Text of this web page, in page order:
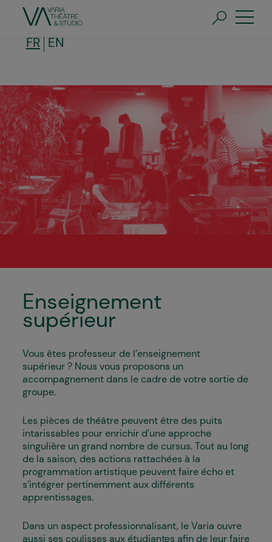
contenu
FR EN
Enseignement
supérieur
Vous êtes professeur de l’enseignement
supérieur ? Nous vous proposons un
accompagnement dans le cadre de votre sortie de
groupe.
Les pièces de théâtre peuvent être des puits
intarissables pour enrichir d’une approche
singulière un grand nombre de cursus. Tout au long
de la saison, des actions rattachées à la
programmation artistique peuvent faire écho et
s’intégrer pertinemment aux différents
apprentissages.
Dans un aspect professionnalisant, le Varia ouvre
aussi ses coulisses aux étudiant·es afin de leur faire